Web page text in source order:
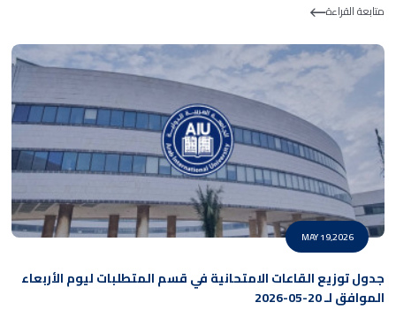
متابعة القراءة
MAY 19,2026
جدول توزيع القاعات الامتحانية في قسم المتطلبات ليوم الأربعاء
الموافق لـ 20-05-2026